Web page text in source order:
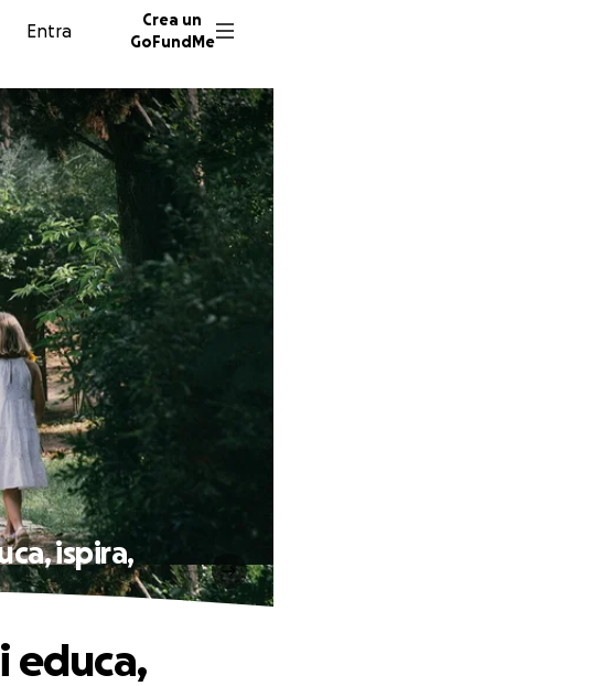
Entra
Crea un
GoFundMe
ispira,
educa,